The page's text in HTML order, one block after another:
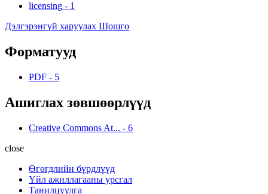
licensing - 1
Дэлгэрэнгүй харуулах Шошго
Форматууд
PDF - 5
Ашиглах зөвшөөрлүүд
Creative Commons At... - 6
close
Өгөгдлийн бүрдлүүд
Үйл ажиллагааны урсгал
Танилцуулга